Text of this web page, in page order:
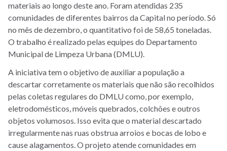
materiais ao longo deste ano. Foram atendidas 235
comunidades de diferentes bairros da Capital no período. Só
no mês de dezembro, o quantitativo foi de 58,65 toneladas.
O trabalho é realizado pelas equipes do Departamento
Municipal de Limpeza Urbana (DMLU).
A iniciativa tem o objetivo de auxiliar a população a
descartar corretamente os materiais que não são recolhidos
pelas coletas regulares do DMLU como, por exemplo,
eletrodomésticos, móveis quebrados, colchões e outros
objetos volumosos. Isso evita que o material descartado
irregularmente nas ruas obstrua arroios e bocas de lobo e
cause alagamentos. O projeto atende comunidades em